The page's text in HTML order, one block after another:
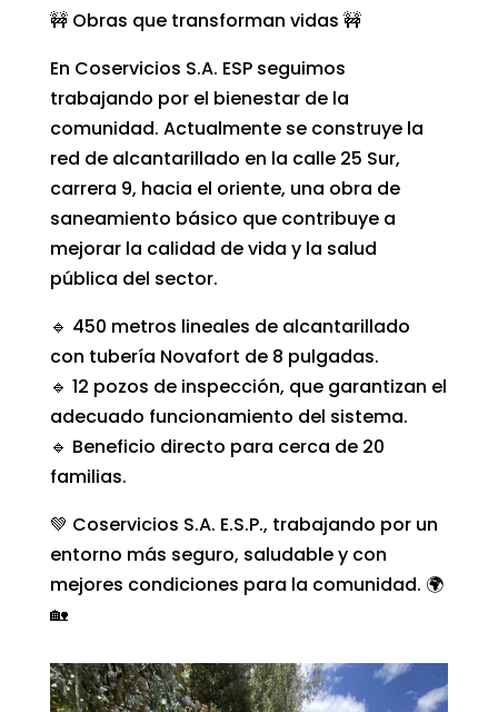
🚧 Obras que transforman vidas 🚧
En Coservicios S.A. ESP seguimos
trabajando por el bienestar de la
comunidad. Actualmente se construye la
red de alcantarillado en la calle 25 Sur,
carrera 9, hacia el oriente, una obra de
saneamiento básico que contribuye a
mejorar la calidad de vida y la salud
pública del sector.
🔹 450 metros lineales de alcantarillado
con tubería Novafort de 8 pulgadas.
🔹 12 pozos de inspección, que garantizan el
adecuado funcionamiento del sistema.
🔹 Beneficio directo para cerca de 20
familias.
💚 Coservicios S.A. E.S.P., trabajando por un
entorno más seguro, saludable y con
mejores condiciones para la comunidad. 🌍
🏡